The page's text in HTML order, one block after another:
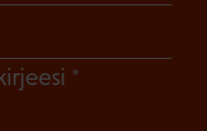
(Pakollinen)